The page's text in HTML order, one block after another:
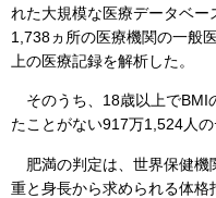
れた大規模な医療データベー
1,738ヵ所の医療機関の一般
上の医療記録を解析した。
そのうち、18歳以上でBMI
たことがない917万1,524人の
肥満の判定は、世界保健機
重と身長から求められる体